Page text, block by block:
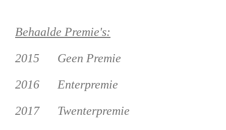
Behaalde Premie's:
2015 Geen Premie
2016 Enterpremie
2017 Twenterpremie